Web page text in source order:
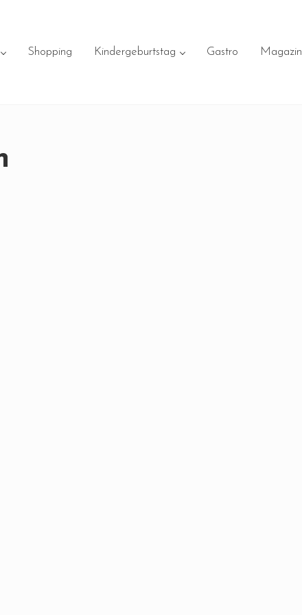
Shopping Kindergeburtstag Gastro Magazin